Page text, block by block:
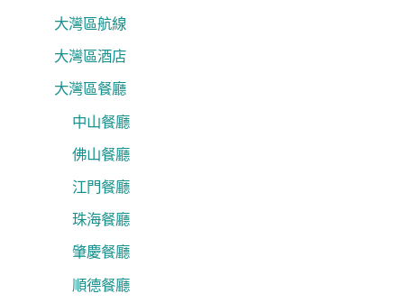
大灣區航線
大灣區酒店
大灣區餐廳
中山餐廳
佛山餐廳
江門餐廳
珠海餐廳
肇慶餐廳
順德餐廳